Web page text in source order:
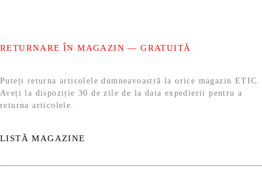
RETURNARE ÎN MAGAZIN — GRATUITĂ
Puteți returna articolele dumneavoastră la orice magazin ETIC.
Aveți la dispoziție 30 de zile de la data expedierii pentru a
returna articolele.
LISTĂ MAGAZINE